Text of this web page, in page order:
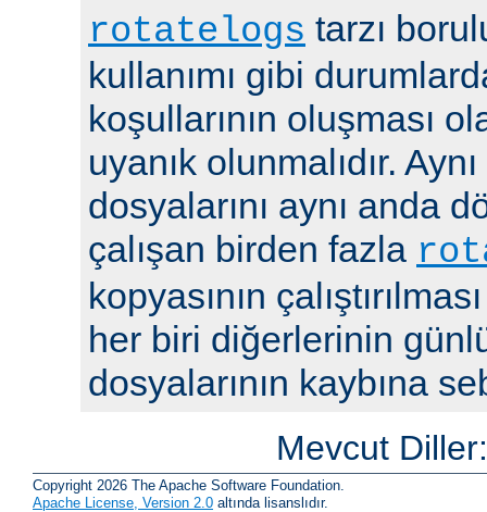
rotatelogs tarzı
kullanımı gibi
koşullarının oluşması
uyanık olunmalıdır.
dosyalarını aynı anda
çalışan birden fazla
kopyasının
her biri diğerlerinin
dosyalarının kaybına
Mevcut
Copyright 2026 The Apache Software Foundation.
Apache License, Version 2.0 altında lisanslıdır.